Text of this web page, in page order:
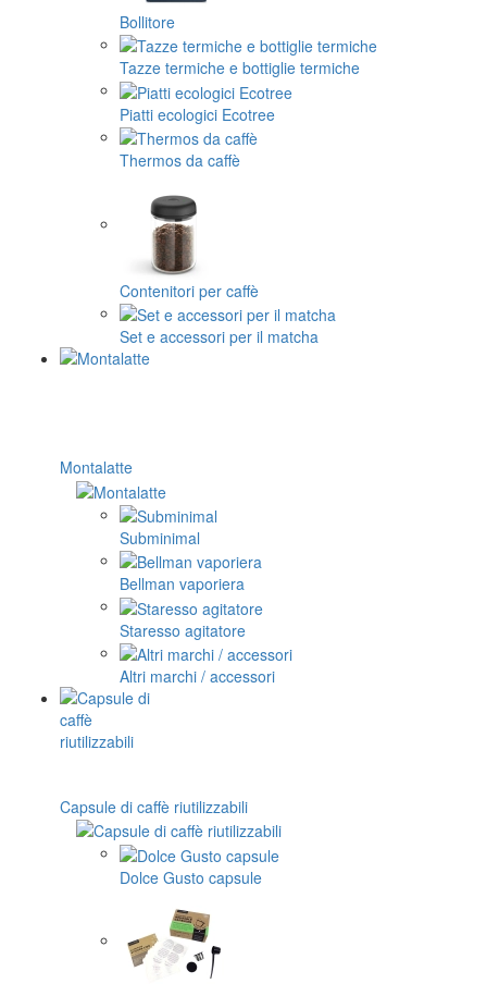
Bollitore
Tazze termiche e bottiglie termiche
Piatti ecologici Ecotree
Thermos da caffè
Contenitori per caffè
Set e accessori per il matcha
Montalatte
Subminimal
Bellman vaporiera
Staresso agitatore
Altri marchi / accessori
Capsule di caffè riutilizzabili
Dolce Gusto capsule